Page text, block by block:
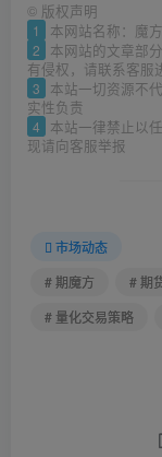
© 版权声明
1 本网站名称：魔
2
本网站的文章部
有侵权，请联系客服
3
本站一切资源不
实性负责
4
本站一律禁止以
现请向客服举报
市场动态
# 期魔方
# 期
# 量化交易策略